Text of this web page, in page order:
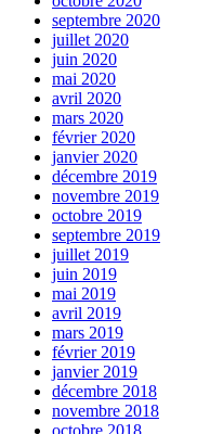
septembre 2020
juillet 2020
juin 2020
mai 2020
avril 2020
mars 2020
février 2020
janvier 2020
décembre 2019
novembre 2019
octobre 2019
septembre 2019
juillet 2019
juin 2019
mai 2019
avril 2019
mars 2019
février 2019
janvier 2019
décembre 2018
novembre 2018
octobre 2018